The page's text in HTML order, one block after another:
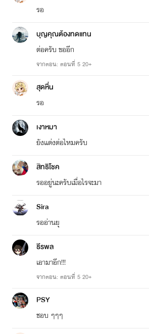
รอ
บุญคุณต้องทดแทน
ต่อครับ ขออีก
จากตอน: ตอนที่ 5 20+
สุดหื่น
รอ
เงาหมา
ยังแต่งต่อไหมครับ
สิทธิโชค
รออยู่นะครับเมื่อไรจะมา
Sira
รออ่านยุ
ธีรพล
เอามาอีก!!!
จากตอน: ตอนที่ 5 20+
PSY
ชอบ ๆๆๆ